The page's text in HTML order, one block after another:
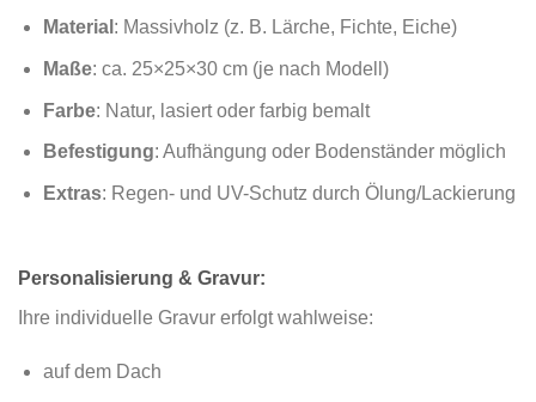
Material : Massivholz (z. B. Lärche, Fichte, Eiche)
Maße: ca. 25×25×30 cm (je nach Modell)
Farbe: Natur, lasiert oder farbig bemalt
Befestigung: Aufhängung oder Bodenständer möglich
Extras: Regen- und UV-Schutz durch Ölung/Lackierung
Personalisierung & Gravur:
Ihre individuelle Gravur erfolgt wahlweise:
auf dem Dach